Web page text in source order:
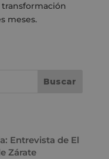
transformación
meses.
Entrevista de El
Zárate